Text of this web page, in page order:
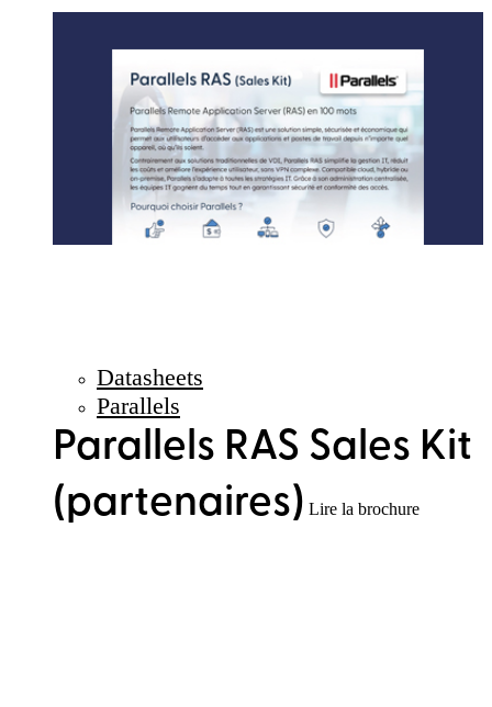
Datasheets
Parallels
Parallels RAS Sales Kit
(partenaires) Lire la brochure